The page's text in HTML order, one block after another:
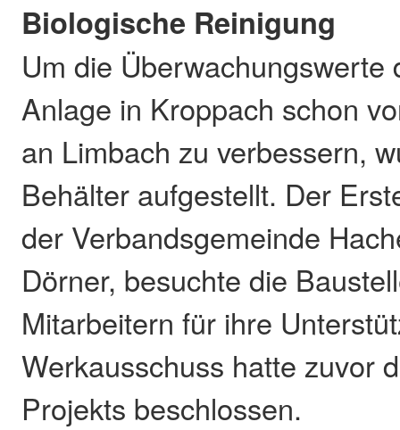
Biologische Reinigung
Um die Überwachungswerte
Anlage in Kroppach schon
an Limbach zu verbessern,
Behälter aufgestellt. Der
der Verbandsgemeinde
Dörner, besuchte die
Mitarbeitern für ihre
Werkausschuss hatte zuvor
Projekts beschlossen.